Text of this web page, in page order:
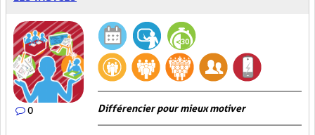
0 Différencier pour mieux motiver